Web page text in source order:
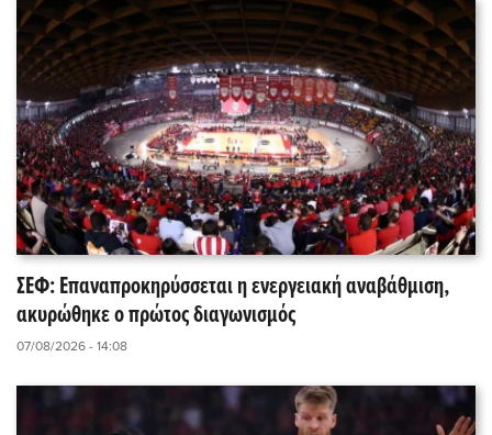
ΣΕΦ: Επαναπροκηρύσσεται η ενεργειακή αναβάθμιση,
ακυρώθηκε ο πρώτος διαγωνισμός
07/08/2026 - 14:08